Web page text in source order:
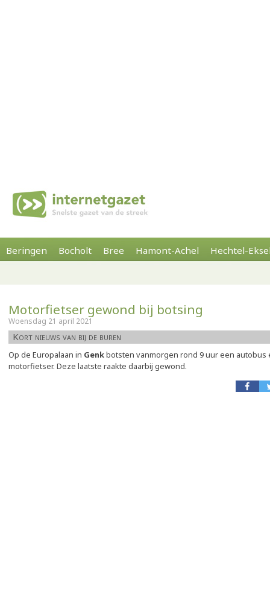
Beringen Bocholt Bree Hamont-Achel Hechtel-
Motorfietser gewond bij botsing
Woensdag 21 april 2021
Kort nieuws van bij de buren
Op de Europalaan in Genkbotsten vanmorgen rond 9 uur een autobus
motorfietser. Deze laatste raakte daarbij gewond.